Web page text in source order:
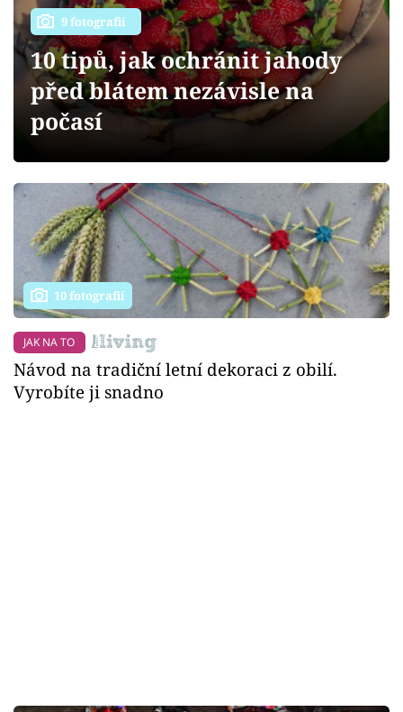
Přihlášení
Sledujte nás
9 fotografií
10 tipů, jak ochránit jahody
před blátem nezávisle na
počasí
10 fotografií
JAK NA TO
Návod na tradiční letní dekoraci z obilí.
Vyrobíte ji snadno